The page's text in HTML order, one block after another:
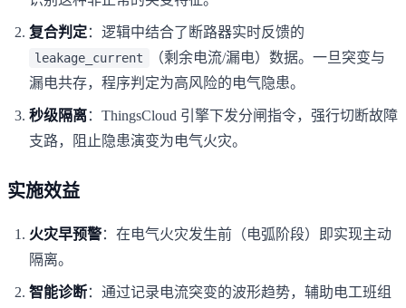
复合判定：逻辑中结合了断路器实时反馈的
leakage_current
（剩余电流/漏电）数据。一旦突变与
漏电共存，程序判定为高风险的电气隐患。
秒级隔离：ThingsCloud 引擎下发分闸指令，强行切断故障
支路，阻止隐患演变为电气火灾。
实施效益
火灾早预警：在电气火灾发生前（电弧阶段）即实现主动
隔离。
智能诊断：通过记录电流突变的波形趋势，辅助电工班组